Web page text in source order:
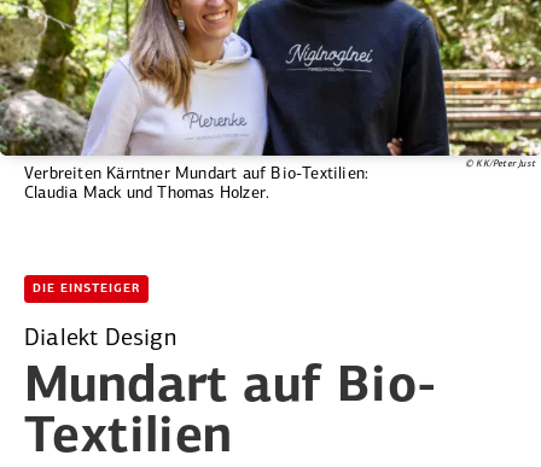
Verbreiten Kärntner Mundart auf Bio-Textilien:
Claudia Mack und ­Thomas Holzer.
© KK/Peter Just
DIE EINSTEIGER
Dialekt Design
Mundart auf Bio-
Textilien